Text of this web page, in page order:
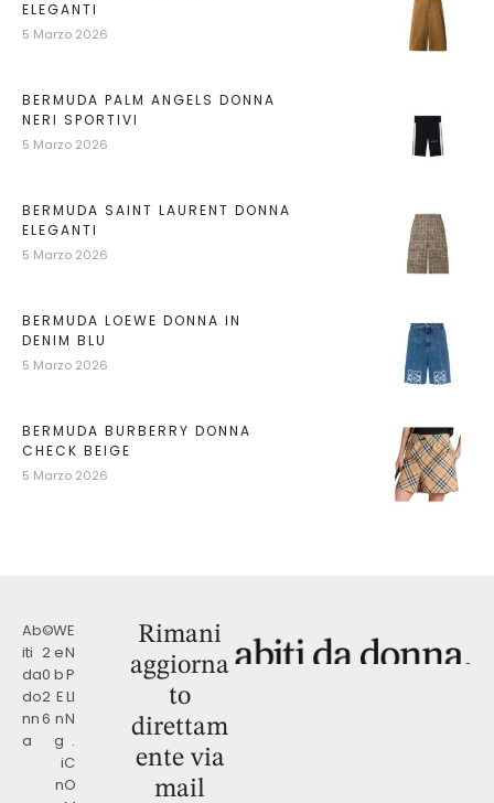
ELEGANTI
5 Marzo 2026
BERMUDA PALM ANGELS DONNA
NERI SPORTIVI
5 Marzo 2026
BERMUDA SAINT LAURENT DONNA
ELEGANTI
5 Marzo 2026
BERMUDA LOEWE DONNA IN
DENIM BLU
5 Marzo 2026
BERMUDA BURBERRY DONNA
CHECK BEIGE
5 Marzo 2026
Ab
iti
da
do
nn
a
©
2
0
2
6
W
e
b
E
n
g
i
n
E
N
P
LI
N
.
C
O
Rimani
aggiorna
to
direttam
ente via
mail